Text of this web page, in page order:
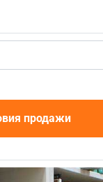
продажи